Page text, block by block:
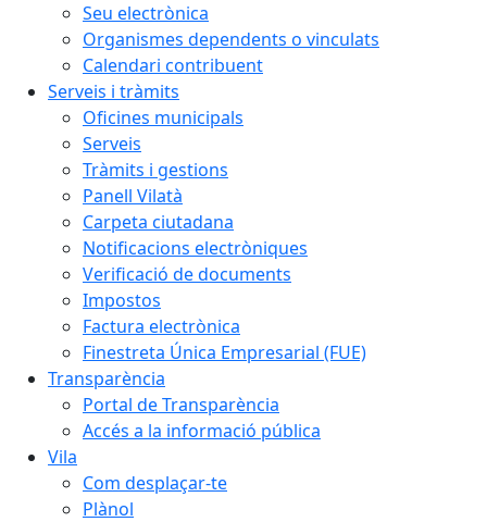
Seu electrònica
Organismes dependents o vinculats
Calendari contribuent
Serveis i tràmits
Oficines municipals
Serveis
Tràmits i gestions
Panell Vilatà
Carpeta ciutadana
Notificacions electròniques
Verificació de documents
Impostos
Factura electrònica
Finestreta Única Empresarial (FUE)
Transparència
Portal de Transparència
Accés a la informació pública
Vila
Com desplaçar-te
Plànol